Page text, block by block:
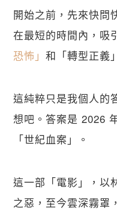
開始之前，先來快問
在最短的時間內，吸
恐怖」和「轉型正義
這純粹只是我個人的
想吧。答案是 2026
「世紀血案」。
這一部「電影」，以
之惡，至今雲深霧罩